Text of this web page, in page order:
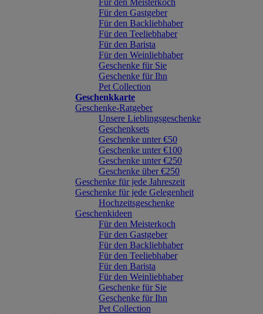
Für den Meisterkoch
Für den Gastgeber
Für den Backliebhaber
Für den Teeliebhaber
Für den Barista
Für den Weinliebhaber
Geschenke für Sie
Geschenke für Ihn
Pet Collection
Geschenkkarte
Geschenke-Ratgeber
Unsere Lieblingsgeschenke
Geschenksets
Geschenke unter €50
Geschenke unter €100
Geschenke unter €250
Geschenke über €250
Geschenke für jede Jahreszeit
Geschenke für jede Gelegenheit
Hochzeitsgeschenke
Geschenkideen
Für den Meisterkoch
Für den Gastgeber
Für den Backliebhaber
Für den Teeliebhaber
Für den Barista
Für den Weinliebhaber
Geschenke für Sie
Geschenke für Ihn
Pet Collection